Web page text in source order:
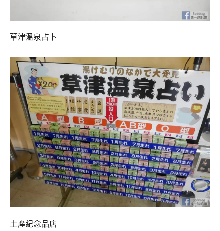
草津溫泉占卜
土產紀念品店